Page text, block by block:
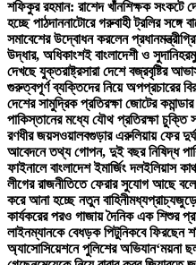
শফিকুর রহমান: রাশেদ খাঁনশিক্ষক সংকটে
হচ্ছে পাঠদাননাটোরে গরুবাহী ট্রলির সঙ্গে
সমাবেশের উদ্বোধন করলেন প্রধানমন্ত্রী
উদ্ধার, অধিকাংশই বাংলাদেশী ও সুদানি
দেখছে যুক্তরাষ্ট্রসারা দেশে বজ্রবৃষ্টির
গুরুত্বপূর্ণ ব্যক্তিদের নিয়ে অপপ্রচারের
দেশের সামুদ্রিক প্রতিরক্ষা জোটের
পাকিস্তানের মধ্যে যৌথ প্রতিরক্ষা চুক্তি
রণধীর জয়সওয়ালবগুড়ার এরুলিয়ায় ফের
আবেদনে তথ্য গোপন, দুই বছর নিষিদ্ধ
ফাইনালে বাংলাদেশ ইমার্জিং দলইলিয়াস
লীগের রাজনীতিতে ফেরার সুযোগ আছে
করে আনা হচ্ছে নতুন বাহিনীমধ্যপ্রাচ্যজুড়ে
কার্যকরের পরও গাজায় দৈনিক এক শিশুর
লাইনম্যানকে বেধড়ক পিটুনিকবে ফিরছেন
অ্যাসোসিয়েশনে পুলিশের অভিযান‘ময়না